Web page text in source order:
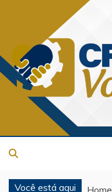
CFC VOLUNTÁRIO
Você está aqui